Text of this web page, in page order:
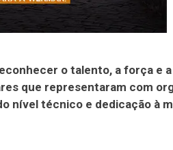
o talento, a força e a
que representaram com
nível técnico e dedicação à